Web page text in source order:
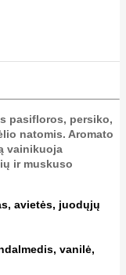
pasifloros, persiko,
natomis. Aromato
vainikuoja
ir muskuso
avietės, juodųjų
vanilė,